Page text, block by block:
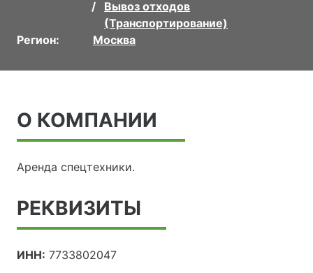
Вывоз отходов
(Транспортирование)
Регион:
Москва
О КОМПАНИИ
Аренда спецтехники.
РЕКВИЗИТЫ
ИНН: 7733802047